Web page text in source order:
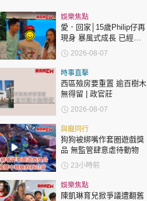
樂名人
化藝術
政財經
康生活
食旅遊
娛樂焦點
愛．回家│15歲Philip仔再
現身 暴風式成長 已經高
過「三太」樊亦敏！
2026-08-07
時事直擊
西區殮房要重置 逾百樹木
無得留 | 政官莊
2026-08-07
與寵同行
狗狗被綁嘴作套圈遊戲獎
品 無監管肆意虐待動物
23小時前
娛樂焦點
陳凱琳育兒掀爭議遭翻舊